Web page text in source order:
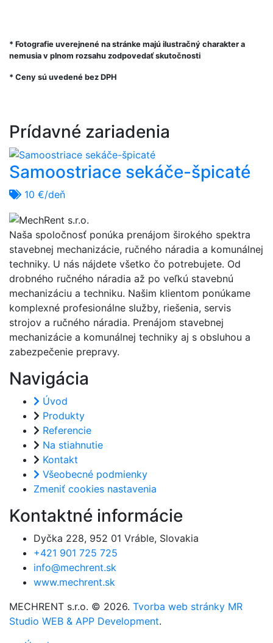
* Fotografie uverejnené na stránke majú ilustračný charakter a
nemusia v plnom rozsahu zodpovedať skutočnosti
* Ceny sú uvedené bez DPH
Prídavné zariadenia
Samoostriace sekáče-špicaté
10 €/deň
Naša spoločnosť ponúka prenájom širokého spektra
stavebnej mechanizácie, ručného náradia a komunálnej
techniky. U nás nájdete všetko čo potrebujete. Od
drobného ručného náradia až po veľkú stavebnú
mechanizáciu a techniku. Našim klientom ponúkame
komplexné profesionálne služby, riešenia, servis
strojov a ručného náradia. Prenájom stavebnej
mechanizácie a komunálnej techniky aj s obsluhou a
zabezpečenie prepravy.
Navigácia
Úvod
Produkty
Referencie
Na stiahnutie
Kontakt
Všeobecné podmienky
Zmeniť cookies nastavenia
Kontaktné informácie
Dyčka 228, 952 01 Vráble, Slovakia
+421 901 725 725
info@mechrent.sk
www.mechrent.sk
MECHRENT s.r.o. © 2026. Tvorba web stránky MR
Studio WEB & APP Development.